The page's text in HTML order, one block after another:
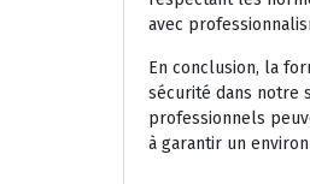
avec
En conclusion, la
sécurité dans notre
professionnels
à garantir un